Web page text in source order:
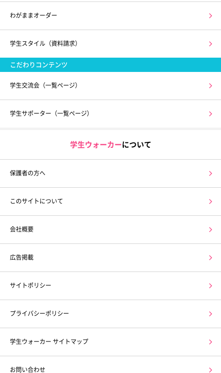
わがままオーダー
学生スタイル（資料請求）
こだわりコンテンツ
学生交流会（一覧ページ）
学生サポーター（一覧ページ）
学生ウォーカーについて
保護者の方へ
このサイトについて
会社概要
広告掲載
サイトポリシー
プライバシーポリシー
学生ウォーカー サイトマップ
お問い合わせ